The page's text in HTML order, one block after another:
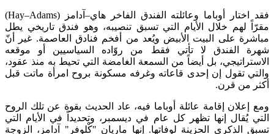
فقد اختار أوباما وعائلته الفندق الفاخر هاي–آدامز (Hay–Adams)
مقرّاً لهم خلال الأيام التي تسبق تنصيبه، وهو فندق تاريخي يطل
مباشرة على البيت الأبيض ويُعد من أفخم فنادق العاصمة. غير أنّ
شهرة الفندق لا تأتي فقط من روّاده السياسيين أو موقعه
الاستراتيجي، بل أيضاً من السمعة الغامضة التي تحيط به منذ عقود،
والتي تقول إن إحدى قاعاته وغرفه مسكونة بروح امرأة ماتت قبل
أكثر من قرن.
ومع إعلان إقامة عائلة أوباما فيه، عاد الحديث بقوة عن تلك الروح
التي يُقال إنها تظهر كل عام في ديسمبر، وتحديداً في الأيام التي
تسبق الذكرى الحزينة لوفاتها. إنها ماريان "كْلوفر" آدامز، الزوجة